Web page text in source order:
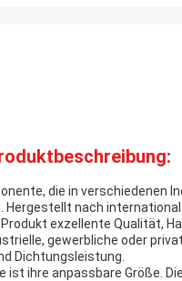
die in verschiedenen
nach
Produkt exzellente Qualität,
gewerbliche oder
Dichtungsleistung.
ist ihre anpassbare Größe.